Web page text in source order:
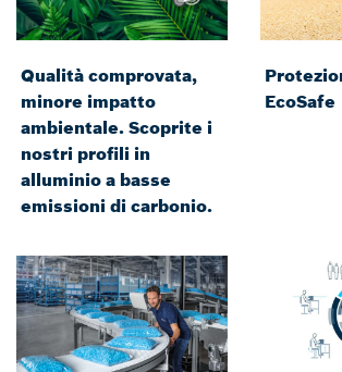
Qualità comprovata,
minore impatto
ambientale. Scoprite i
nostri profili in
alluminio a basse
emissioni di carbonio.
EcoSafe